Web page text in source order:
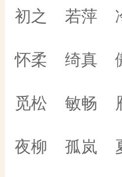
初之 若萍
怀柔 绮真
觅松 敏畅
夜柳 孤岚